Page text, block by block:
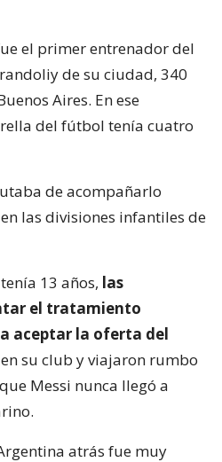
el primer entrenador del
de su ciudad, 340
Aires. En ese
del fútbol tenía cuatro
de acompañarlo
las divisiones infantiles de
13 años, las
el tratamiento
aceptar la oferta del
su club y viajaron rumbo
Messi nunca llegó a
atrás fue muy